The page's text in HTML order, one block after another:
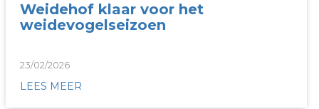
Weidehof klaar voor het
weidevogelseizoen
23/02/2026
LEES MEER